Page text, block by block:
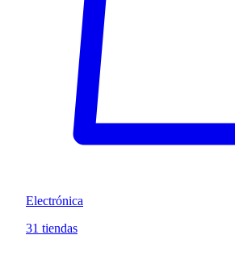
Electrónica
31 tiendas